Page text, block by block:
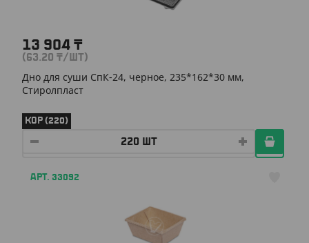
13 904 ₸
(63.20 ₸/ШТ)
Дно для суши СпК-24, черное, 235*162*30 мм,
Стиролпласт
КОР (220)
АРТ. 33092